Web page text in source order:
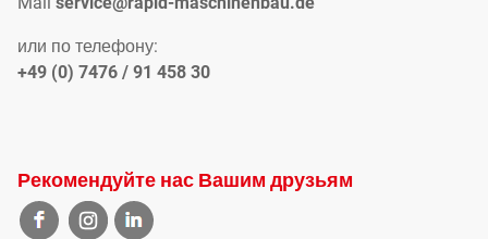
или по телефону:
+49 (0) 7476 / 91 458 30
Рекомендуйте нас Вашим друзьям